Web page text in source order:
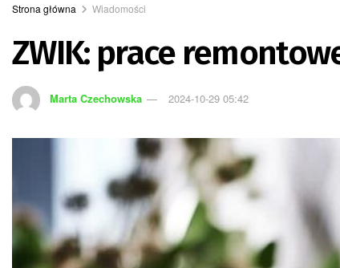
Strona główna Wiadomości
ZWIK: prace
Marta Czechowska 2024-10-29 05:42